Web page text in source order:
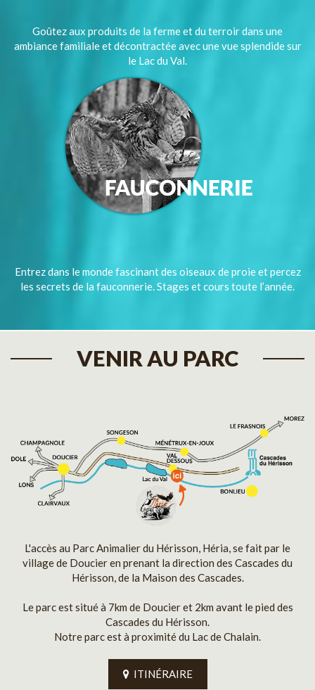
Goûtez aux produits de la ferme et du terroir dans une
ambiance familiale et décontractée avec une vue splendide sur
le Lac du Val.
Entrez dans le monde fascinant des oiseaux de proie et percez
les secrets de la fauconnerie. Stages et cours toute l’année.
VENIR AU PARC
L'accès au Parc Animalier du Hérisson, Héria, se fait par le
village de Doucier en prenant la direction des Cascades du
Hérisson, de la Maison des Cascades.
Le parc est situé à 7km de Doucier et 2km avant le pied des
Cascades du Hérisson.
Notre parc est à proximité du Lac de Chalain.
ITINÉRAIRE